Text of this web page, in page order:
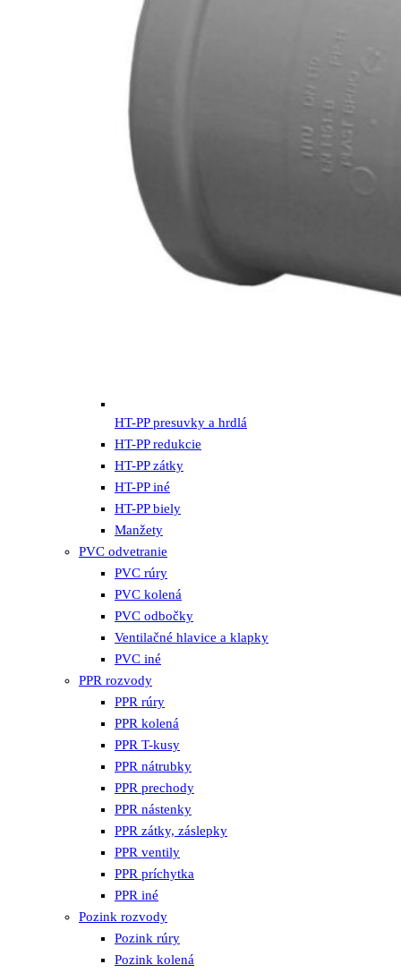
HT-PP presuvky a hrdlá
HT-PP redukcie
HT-PP zátky
HT-PP iné
HT-PP biely
Manžety
PVC odvetranie
PVC rúry
PVC kolená
PVC odbočky
Ventilačné hlavice a klapky
PVC iné
PPR rozvody
PPR rúry
PPR kolená
PPR T-kusy
PPR nátrubky
PPR prechody
PPR nástenky
PPR zátky, záslepky
PPR ventily
PPR príchytka
PPR iné
Pozink rozvody
Pozink rúry
Pozink kolená